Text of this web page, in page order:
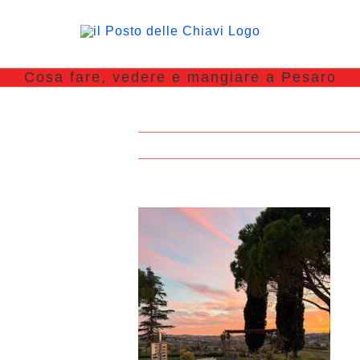
Cosa fare, vedere e mangiare a Pesaro